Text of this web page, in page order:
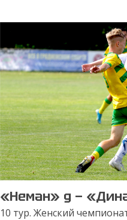
«Неман» д —
10 тур. Женский